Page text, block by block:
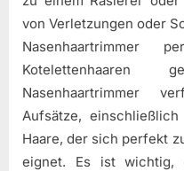
von Verletzungen oder
Nasenhaartrimmer
Kotelettenhaaren
Nasenhaartrimmer
Aufsätze,
Haare, der sich perfekt
eignet. Es ist wichtig,